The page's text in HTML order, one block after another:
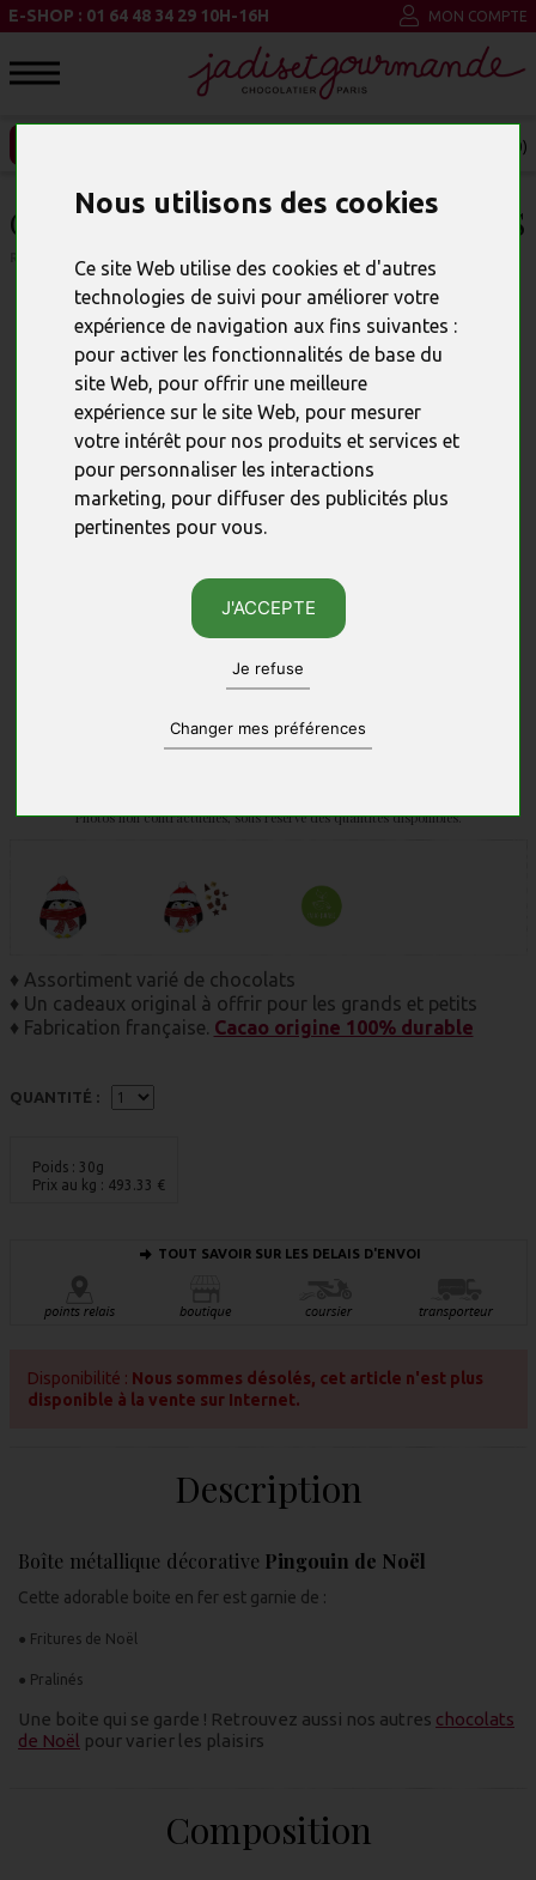
Nous utilisons des cookies
Ce site Web utilise des cookies et d'autres
technologies de suivi pour améliorer votre
expérience de navigation aux fins suivantes :
pour activer les fonctionnalités de base du
site Web, pour offrir une meilleure
expérience sur le site Web, pour mesurer
votre intérêt pour nos produits et services et
pour personnaliser les interactions
marketing, pour diffuser des publicités plus
pertinentes pour vous.
J'ACCEPTE
Je refuse
Changer mes préférences
E-SHOP : 01 64 48 34 29 10H-16H MON COMPTE
MON PANIER (0)
COFFRET PINGOUIN & CHOCOLATS
RÉFÉRENCE : 23958
Photos non contractuelles, sous réserve des quantités disponibles.
♦ Assortiment varié de chocolats
♦ Un cadeaux original à offrir pour les grands et petits
♦ Fabrication française. Cacao origine 100% durable
QUANTITÉ :
Poids : 30g
Prix au kg : 493.33 €
TOUT SAVOIR SUR LES DELAIS D'ENVOI
Disponibilité : Nous sommes désolés, cet article n'est plus
disponible à la vente sur Internet.
Description
Boîte métallique décorative Pingouin de Noël
Cette adorable boite en fer est garnie de :
● Fritures de Noël
● Pralinés
Une boite qui se garde ! Retrouvez aussi nos autres chocolats
de Noël pour varier les plaisirs
Composition